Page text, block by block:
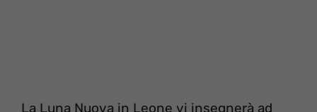
La Luna Nuova in Leone vi insegnerà ad